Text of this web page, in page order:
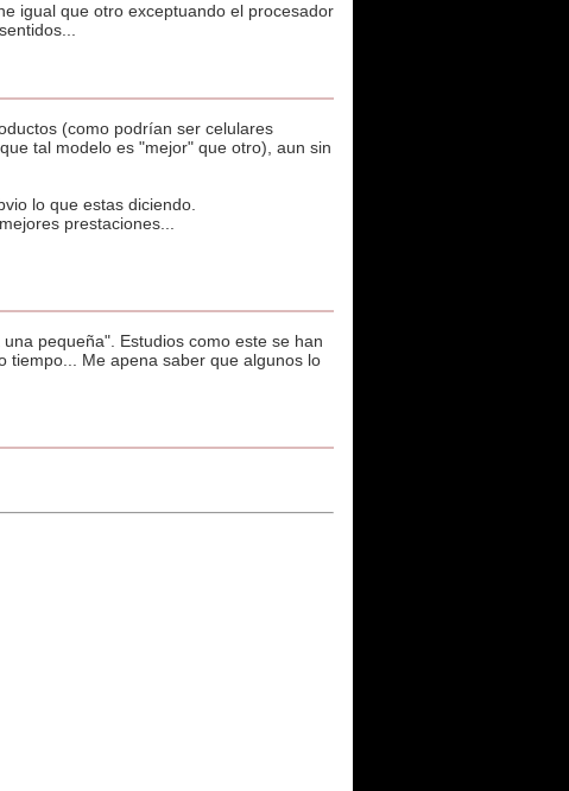
igual que otro exceptuando el procesador
(como podrían ser celulares
tal modelo es "mejor" que otro), aun sin
lo que estas diciendo.
prestaciones...
pequeña". Estudios como este se han
tiempo... Me apena saber que algunos lo